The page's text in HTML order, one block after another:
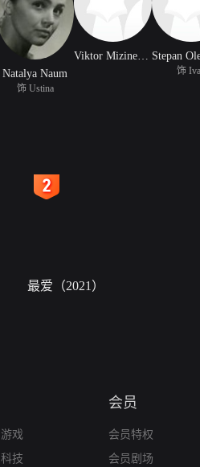
Natalya Naum
饰 Ustina
Viktor Mizinenko
饰
最爱（2021）
游戏
科技
会员
会员特权
会员剧场